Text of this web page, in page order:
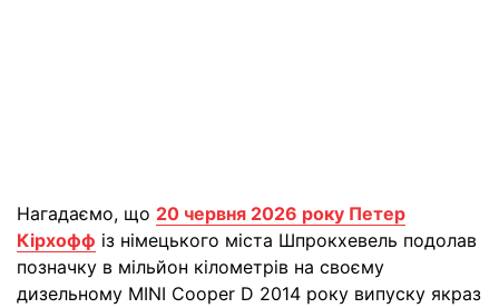
Нагадаємо, що 20 червня 2026 року Петер
Кірхофф із німецького міста Шпрокхевель подолав
позначку в мільйон кілометрів на своєму
дизельному MINI Cooper D 2014 року випуску якраз